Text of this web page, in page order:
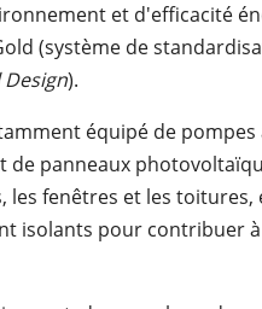
et d'efficacité
(système de
Design).
équipé de
de panneaux
les fenêtres et les
isolants pour contribuer